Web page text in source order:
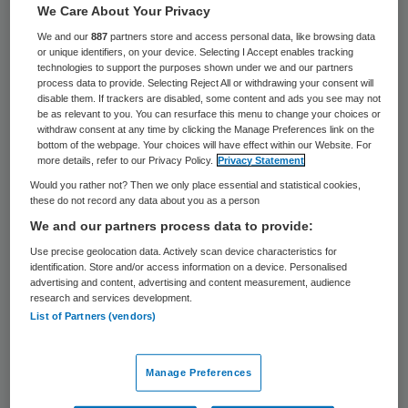
9 januari 2025,12:19
1243 keer gelezen
Eind vorig jaar zijn 1, 2 miljoen mensen
overgestapt naar een
anderezorgverzekeraar. Dat is 6,7 procent
van alle verzekerden. Het zijn voorlopige
cijfers van kenniscentrum Vektis.
Een jaar geleden kwam het definitieve
percentage uit op 7,4. “Het was daarmee
het op een na hoogste overstappercentage
aan bij het beeld van de jaren voor 2023”,
concludeert Vektis. Begin februari komen
We Care About Your Privacy
We and our887 partners store and access personal data, like browsing data
or unique identifiers, on your device. Selecting I Accept enables tracking
technologies to support the purposes shown under we and our partners
process data to provide. Selecting Reject All or withdrawing your consent will
disable them. If trackers are disabled, some content and ads you see may not
be as relevant to you. You can resurface this menu to change your choices or
withdraw consent at any time by clicking the Manage Preferences link on the
bottom of the webpage. Your choices will have effect within our Website. For
more details, refer to our Privacy Policy.
Privacy Statement
Would you rather not? Then we only place essential and statistical cookies,
these do not record any data about you as a person
We and our partners process data to provide:
Use precise geolocation data. Actively scan device characteristics for
identification. Store and/or access information on a device. Personalised
advertising and content, advertising and content measurement, audience
research and services development.
List of Partners (vendors)
Manage Preferences